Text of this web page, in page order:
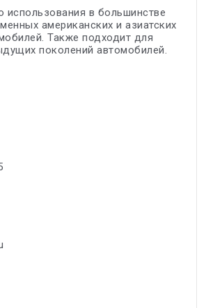
использования в большинстве
американских и азиатских
Также подходит для
поколений автомобилей.